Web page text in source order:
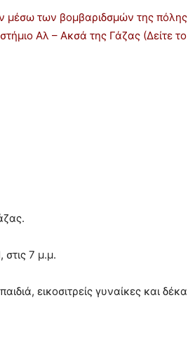
μέσω των βομβαριδσμών της πόλης
Αλ – Ακσά της Γάζας (Δείτε το
7 μ.μ.
εικοσιτρείς γυναίκες και δέκα